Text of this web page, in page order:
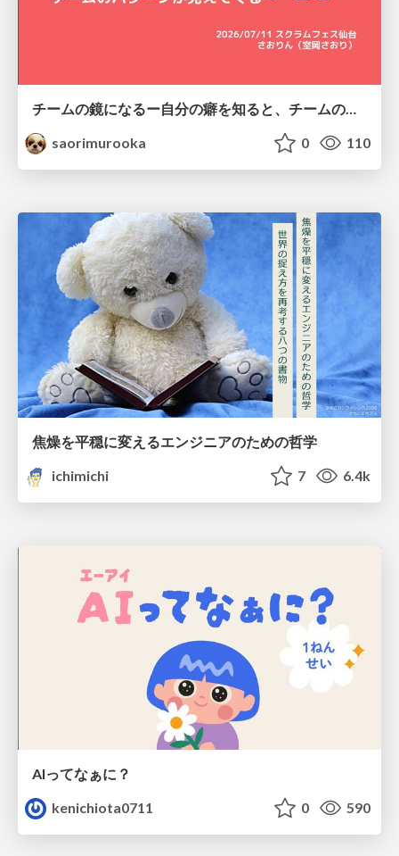
チームの鏡になるー自分の癖を知ると、チームのパターンが見えてくる@スクフェス仙台
saorimurooka
0 110
焦燥を平穏に変えるエンジニアのための哲学
ichimichi
7 6.4k
AIってなぁに？
kenichiota0711
0 590